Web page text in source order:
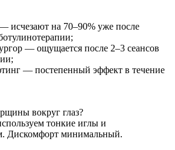
исчезают на 70–90% уже после
— ощущается после 2–3 сеансов
— постепенный эффект в течение
вокруг глаз?
тонкие иглы и
Дискомфорт минимальный.